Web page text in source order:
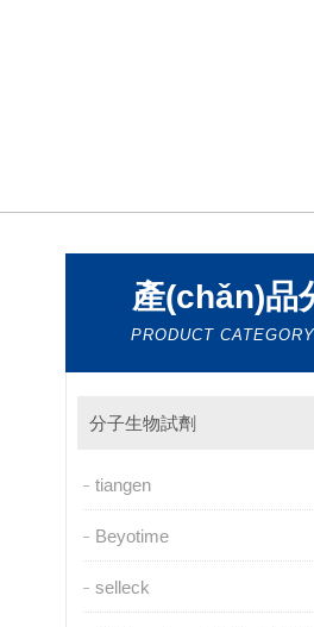
產(chǎn)品
PRODUCT CATEGORY
分子生物試劑
tiangen
Beyotime
selleck